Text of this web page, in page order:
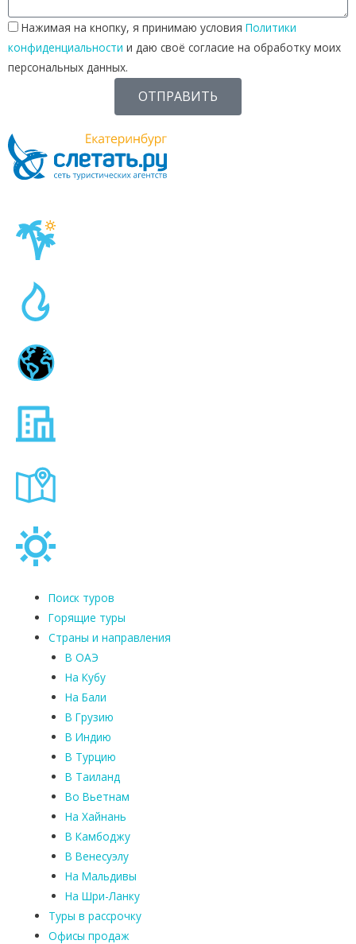
Нажимая на кнопку, я принимаю условия Политики
конфиденциальности и даю своё согласие на обработку моих
персональных данных.
ОТПРАВИТЬ
Поиск туров
Горящие туры
Страны и направления
В ОАЭ
На Кубу
На Бали
В Грузию
В Индию
В Турцию
В Таиланд
Во Вьетнам
На Хайнань
В Камбоджу
В Венесуэлу
На Мальдивы
На Шри-Ланку
Туры в рассрочку
Офисы продаж